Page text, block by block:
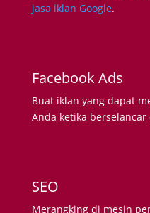
jasa iklan Google.
Facebook Ads
Buat iklan yang dapat
Anda ketika
SEO
Merangking di mesin